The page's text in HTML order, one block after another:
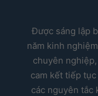
Được sáng lập
năm kinh
chuyên
cam kết tiếp
các nguyên tắc